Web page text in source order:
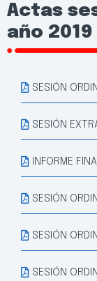
Actas
año 2019
SESIÓN
SESIÓN
INFORME
SESIÓN
SESIÓN
SESIÓN